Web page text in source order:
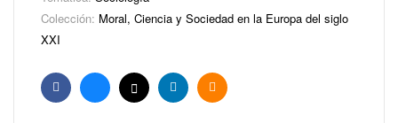
Colección: Moral, Ciencia y Sociedad en la Europa del siglo
XXI
FacebookBlueskyX LinkedinEmail